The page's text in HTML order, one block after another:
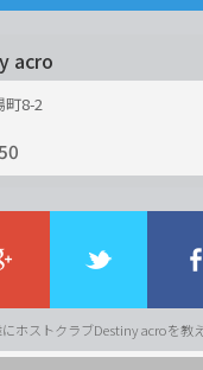
acro
町8-2
にホストクラブDestiny acroを教